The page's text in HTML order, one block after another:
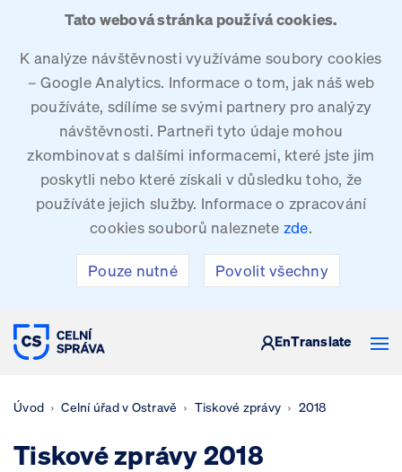
Tato webová stránka používá cookies.
K analýze návštěvnosti využíváme soubory cookies
– Google Analytics. Informace o tom, jak náš web
používáte, sdílíme se svými partnery pro analýzy
návštěvnosti. Partneři tyto údaje mohou
zkombinovat s dalšími informacemi, které jste jim
poskytli nebo které získali v důsledku toho, že
používáte jejich služby. Informace o zpracování
cookies souborů naleznete zde.
Pouze nutné Povolit všechny
CELNÍ SPRÁVA ČESKÉ REPUBLIKY
EnTranslate
Úvod Celní úřad v Ostravě Tiskové zprávy 2018
Tiskové zprávy 2018